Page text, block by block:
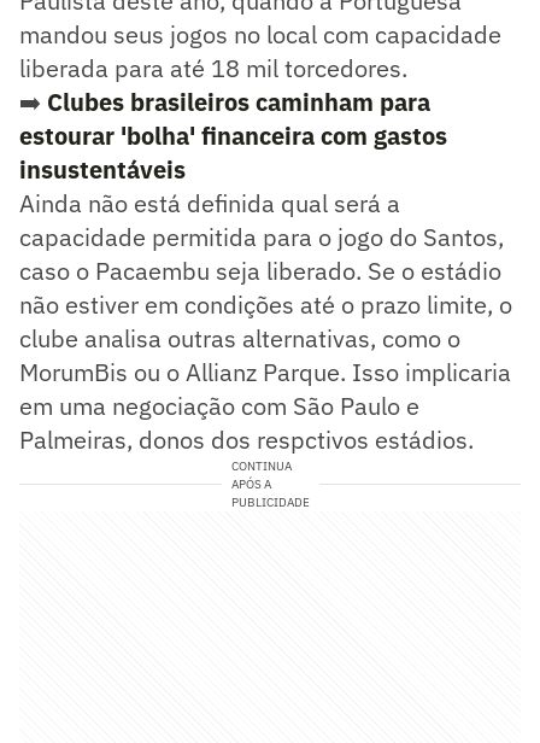
mandou seus jogos no local com capacidade
liberada para até 18 mil torcedores.
➡️ Clubes brasileiros caminham para
estourar 'bolha' financeira com gastos
insustentáveis
Ainda não está definida qual será a
capacidade permitida para o jogo do Santos,
caso o Pacaembu seja liberado. Se o estádio
não estiver em condições até o prazo limite, o
clube analisa outras alternativas, como o
MorumBis ou o Allianz Parque. Isso implicaria
em uma negociação com São Paulo e
Palmeiras, donos dos respctivos estádios.
CONTINUA
APÓS A
PUBLICIDADE